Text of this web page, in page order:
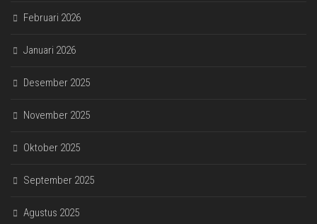
Februari 2026
Januari 2026
Desember 2025
November 2025
Oktober 2025
September 2025
Agustus 2025